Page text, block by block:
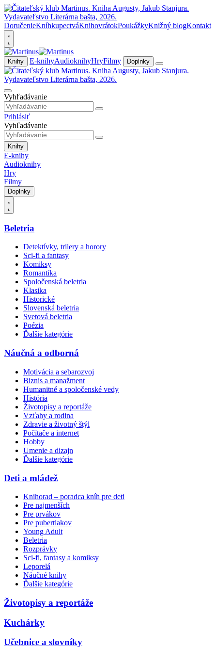
DoručenieKníhkupectváKnihovrátokPoukážkyKnižný blogKontakt
Knihy E-knihyAudioknihyHryFilmy Doplnky
Vyhľadávanie
Prihlásiť
Vyhľadávanie
Knihy
E-knihy
Audioknihy
Hry
Filmy
Doplnky
Beletria
Detektívky, trilery a horory
Sci-fi a fantasy
Komiksy
Romantika
Spoločenská beletria
Klasika
Historické
Slovenská beletria
Svetová beletria
Poézia
Ďalšie kategórie
Náučná a odborná
Motivácia a sebarozvoj
Biznis a manažment
Humanitné a spoločenské vedy
História
Životopisy a reportáže
Vzťahy a rodina
Zdravie a životný štýl
Počítače a internet
Hobby
Umenie a dizajn
Ďalšie kategórie
Deti a mládež
Knihorad – poradca kníh pre deti
Pre najmenších
Pre prvákov
Pre pubertiakov
Young Adult
Beletria
Rozprávky
Sci-fi, fantasy a komiksy
Leporelá
Náučné knihy
Ďalšie kategórie
Životopisy a reportáže
Kuchárky
Učebnice a slovníky